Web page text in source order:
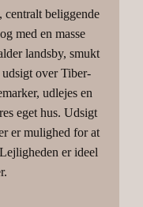
centralt beliggende
med en masse
landsby, smukt
over Tiber-
udlejes en
eget hus. Udsigt
er mulighed for at
er ideel